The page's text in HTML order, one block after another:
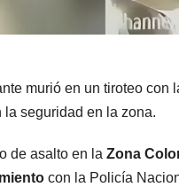
murió en un tiroteo con
la seguridad en la zona.
de asalto en la Zona
con la Policía